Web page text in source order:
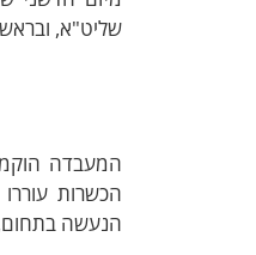
שליט"א,
המעבדה
הכשרות
הנעשה בתחום,